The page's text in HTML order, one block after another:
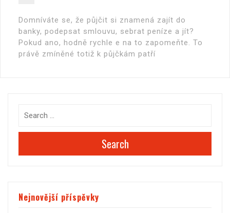
Domníváte se, že půjčit si znamená zajít do
banky, podepsat smlouvu, sebrat peníze a jít?
Pokud ano, hodně rychle e na to zapomeňte. To
právě zmíněné totiž k půjčkám patří
Search
Nejnovější příspěvky